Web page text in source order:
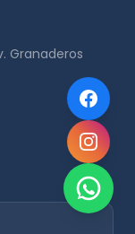
Granaderos